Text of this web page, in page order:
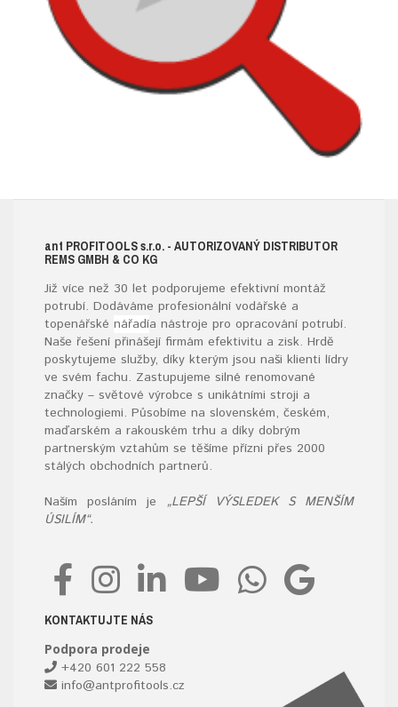
ant PROFITOOLSs.r.o. - AUTORIZOVANÝ DISTRIBUTOR
REMS GMBH & CO KG
Již více než 30 let podporujeme efektivní montáž
potrubí. Dodáváme profesionální vodářské a
topenářské nářadía nástroje pro opracování potrubí.
Naše řešení přinášejí firmám efektivitu a zisk. Hrdě
poskytujeme služby, díky kterým jsou naši klienti lídry
ve svém fachu. Zastupujeme silné renomované
značky – světové výrobce s unikátními stroji a
technologiemi. Působíme na slovenském, českém,
maďarském a rakouském trhu a díky dobrým
partnerským vztahům se těšíme přízni přes 2000
stálých obchodních partnerů.
Naším posláním je „LEPŠÍ VÝSLEDEK S MENŠÍM
ÚSILÍM“.
KONTAKTUJTE NÁS
Podpora prodeje
+420 601 222 558
info@antprofitools.cz